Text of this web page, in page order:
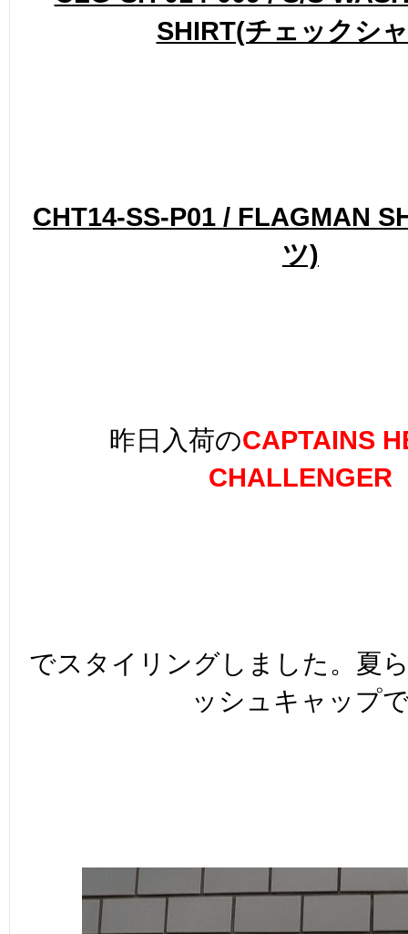
SHIRT(チェックシ
CHT14-SS-P01 / FLAGMAN
ツ)
昨日入荷のCAPTAINS
CHALLENGER
でスタイリングしました。夏
ッシュキャップ